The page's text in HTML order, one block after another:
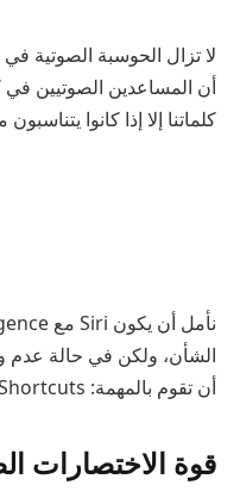
لا تزال الحوسبة الصوتية
أن المساعدين الصوتيين في
كلماتنا إلا إذا كانوا
أن تقوم بالمهمة: Vocal Shortcuts.
قوة الاختصارات